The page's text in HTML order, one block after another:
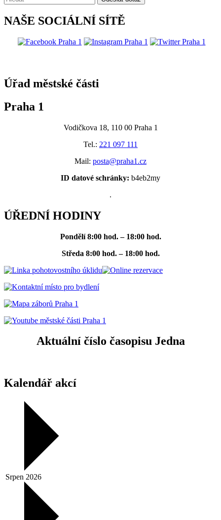
NAŠE SOCIÁLNÍ SÍTĚ
Úřad městské části
Praha 1
Vodičkova 18, 110 00 Praha 1
Tel.: 221 097 111
Mail: posta@praha1.cz
ID datové schránky: b4eb2my
.
ÚŘEDNÍ HODINY
Pondělí 8:00 hod. – 18:00 hod.
Středa 8:00 hod. – 18:00 hod.
Aktuální číslo časopisu Jedna
Kalendář akcí
Srpen 2026